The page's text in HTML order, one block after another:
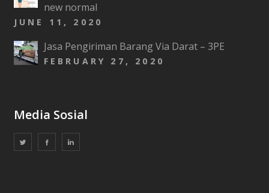
new normal
JUNE 11, 2020
Jasa Pengiriman Barang Via Darat – 3PE
FEBRUARY 27, 2020
Media Sosial